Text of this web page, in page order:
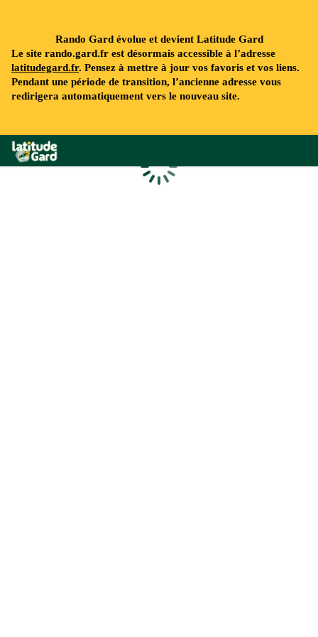
Rando Gard évolue et devient Latitude Gard
Le site rando.gard.fr est désormais accessible à l’adresse
latitudegard.fr. Pensez à mettre à jour vos favoris et vos liens.
Pendant une période de transition, l’ancienne adresse vous
redirigera automatiquement vers le nouveau site.
Rando Gard
Chargement